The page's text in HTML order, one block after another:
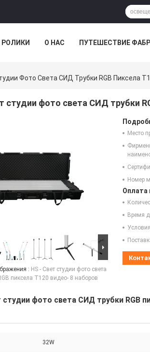
РОЛИКИ О НАС ПУТЕШЕСТВИЕ
Фото Света СИД Трубки RGB Пиксела
студии фото света СИД трубки
: HS - Свет студии фото света
пиксела T120 видео- 8 наборов
Место
Номер
Оплата
Время
студии фото света СИД трубки RGB
32W